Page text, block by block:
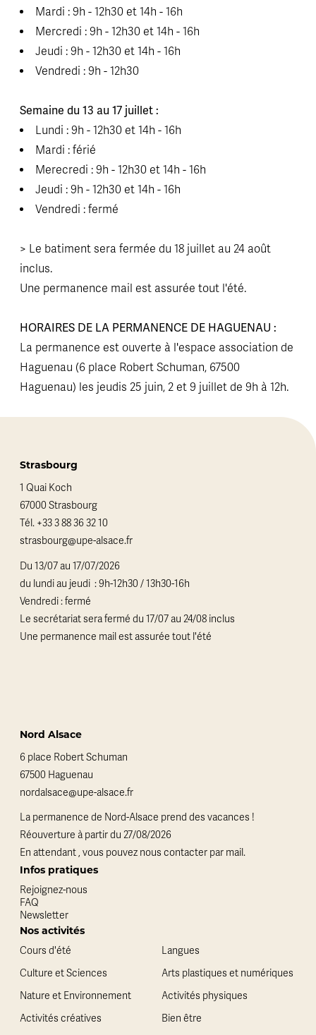
Mardi : 9h - 12h30 et 14h - 16h
Mercredi : 9h - 12h30 et 14h - 16h
Jeudi : 9h - 12h30 et 14h - 16h
Vendredi : 9h - 12h30
Semaine du 13 au 17 juillet :
Lundi : 9h - 12h30 et 14h - 16h
Mardi : férié
Merecredi : 9h - 12h30 et 14h - 16h
Jeudi : 9h - 12h30 et 14h - 16h
Vendredi : fermé
> Le batiment sera fermée du 18 juillet au 24 août
inclus.
Une permanence mail est assurée tout l'été.
HORAIRES DE LA PERMANENCE DE HAGUENAU :
La permanence est ouverte à l'espace association de
Haguenau (6 place Robert Schuman, 67500
Haguenau) les jeudis 25 juin, 2 et 9 juillet de 9h à 12h.
Strasbourg
1 Quai Koch
67000 Strasbourg
Tél. +33 3 88 36 32 10
strasbourg@upe-alsace.fr
Du 13/07 au 17/07/2026
du lundi au jeudi : 9h-12h30 / 13h30-16h
Vendredi : fermé
Le secrétariat sera fermé du 17/07 au 24/08 inclus
Une permanence mail est assurée tout l'été
Nord Alsace
6 place Robert Schuman
67500 Haguenau
nordalsace@upe-alsace.fr
La permanence de Nord-Alsace prend des vacances !
Réouverture à partir du 27/08/2026
En attendant , vous pouvez nous contacter par mail.
Infos pratiques
Rejoignez-nous
FAQ
Newsletter
Nos activités
Cours d'été
Langues
Culture et Sciences
Arts plastiques et numériques
Nature et Environnement
Activités physiques
Activités créatives
Bien être